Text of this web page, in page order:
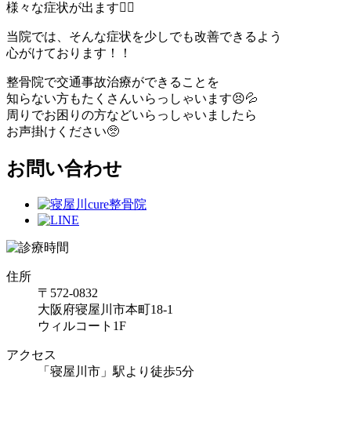
様々な症状が出ます😵‍💫
当院では、そんな症状を少しでも改善できるよう
心がけております！！
整骨院で交通事故治療ができることを
知らない方もたくさんいらっしゃいます😣💦
周りでお困りの方などいらっしゃいましたら
お声掛けください🥺
お問い合わせ
住所
〒572-0832
大阪府寝屋川市本町18-1
ウィルコート1F
アクセス
「寝屋川市」駅より徒歩5分